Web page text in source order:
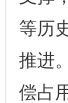
等历
推进
偿占